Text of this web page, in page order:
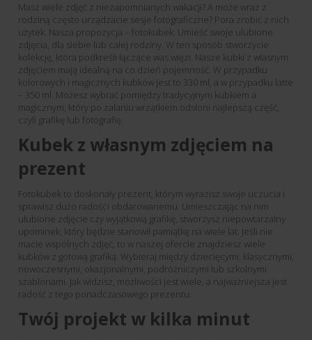
Masz wiele zdjęć z niezapomnianych wakacji? A może wraz z
rodziną często urządzacie sesje fotograficzne? Pora zrobić z nich
użytek. Nasza propozycja – fotokubek. Umieść swoje ulubione
zdjęcia, dla siebie lub całej rodziny. W ten sposób stworzycie
kolekcję, która podkreśli łączące was więzi. Nasze kubki z własnym
zdjęciem mają idealną na co dzień pojemność. W przypadku
kolorowych i magicznych kubków jest to 330 ml, a w przypadku latte
– 350 ml. Możesz wybrać pomiędzy tradycyjnym kubkiem a
magicznym, który po zalaniu wrzątkiem odsłoni najlepszą część,
czyli grafikę lub fotografię.
Kubek z własnym zdjęciem na
prezent
Fotokubek to doskonały prezent, którym wyrazisz swoje uczucia i
sprawisz dużo radości obdarowanemu. Umieszczając na nim
ulubione zdjęcie czy wyjątkową grafikę, stworzysz niepowtarzalny
upominek, który będzie stanowił pamiątkę na wiele lat. Jeśli nie
macie wspólnych zdjęć, to w naszej ofercie znajdziesz wiele
kubków z gotową grafiką. Wybieraj między dziecięcymi, klasycznymi,
nowoczesnymi, okazjonalnymi, podróżniczymi lub szkolnymi
szablonami. Jak widzisz, możliwości jest wiele, a najważniejsza jest
radość z tego ponadczasowego prezentu.
Twój projekt w kilka minut